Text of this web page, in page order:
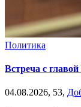
Политика
Встреча с
04.08.2026, 53,